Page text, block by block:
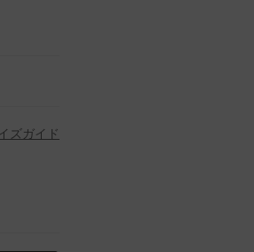
ズガイド